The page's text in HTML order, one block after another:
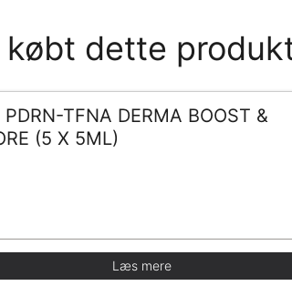
købt dette
PDRN-TFNA DERMA BOOST &
(5 X 5ML)
Læs mere